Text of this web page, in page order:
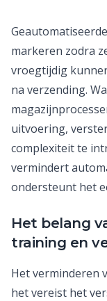
markeren zodra
vroegtijdig
na verzending.
uitvoering,
complexiteit te
vermindert
ondersteunt het
Het belang
training en
Het verminderen
het vereist het